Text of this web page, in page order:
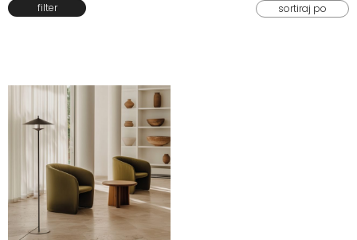
filter